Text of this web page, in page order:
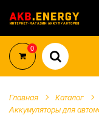
0
Главная Каталог
Аккумуляторы для